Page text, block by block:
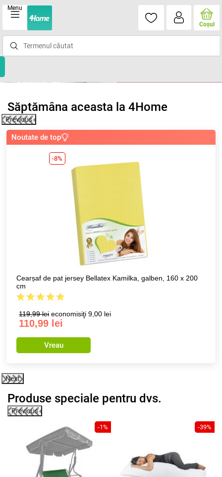
Menu
Coşul
Săptămâna aceasta la 4Home
Previous
Oferta săptămânii
Scaun de grădină FIELDMANN FDZN 5010 AL
79,99 lei
Vreau
Next
Produse speciale pentru dvs.
Previous
-1% -39%